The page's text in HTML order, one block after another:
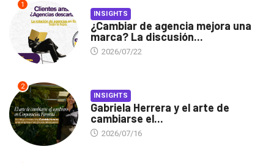
1
INSIGHTS
¿Cambiar de agencia mejora una
marca? La discusión...
2026/07/22
2
INSIGHTS
Gabriela Herrera y el arte de
cambiarse el...
2026/07/16